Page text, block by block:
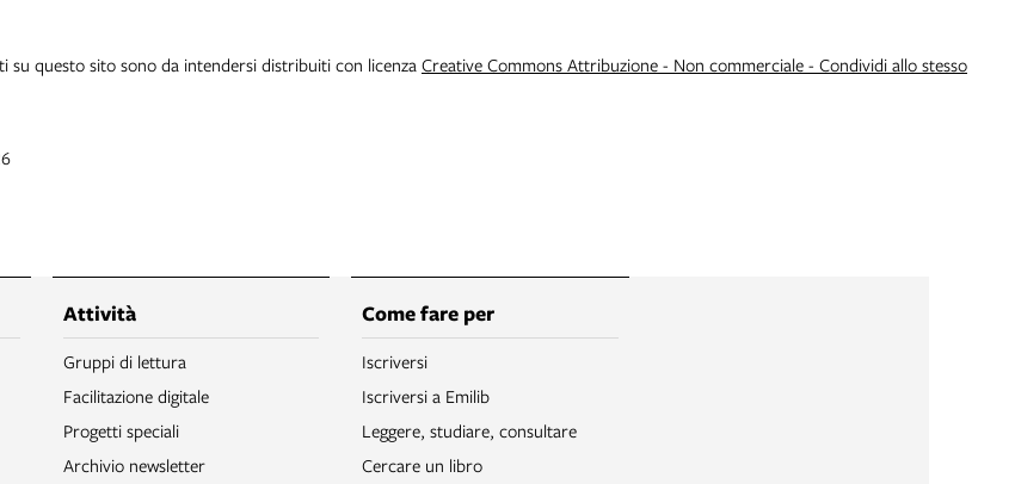
questo sito sono da intendersi distribuiti con licenza Creative Commons Attribuzione - Non commerciale - Condividi allo stesso
Attività
Gruppi di lettura
Facilitazione digitale
Progetti speciali
Archivio newsletter
Come fare per
Iscriversi
Iscriversi a Emilib
Leggere, studiare, consultare
Cercare un libro